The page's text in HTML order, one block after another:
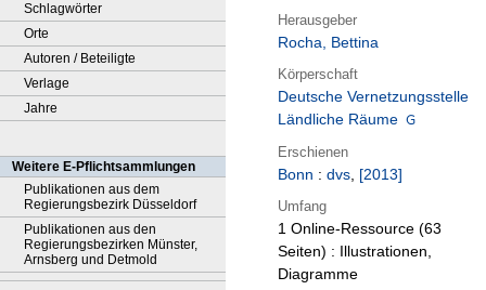
Schlagwörter
Orte
Autoren / Beteiligte
Verlage
Jahre
Weitere E-Pflichtsammlungen
Publikationen aus dem
Regierungsbezirk Düsseldorf
Publikationen aus den
Regierungsbezirken Münster,
Arnsberg und Detmold
Herausgeber
Rocha, Bettina
Körperschaft
Deutsche Vernetzungsstelle
Ländliche Räume
Erschienen
Bonn : dvs, [2013]
Umfang
1 Online-Ressource (63
Seiten) : Illustrationen,
Diagramme